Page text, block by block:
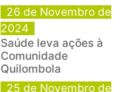
26 de Novembro de
2024
Saúde leva ações à
Comunidade
Quilombola
25 de Novembro de